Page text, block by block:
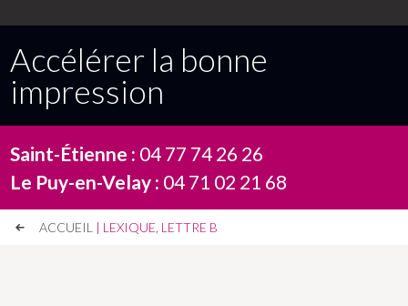
Accélérer la bonne
impression
Saint-Étienne : 04 77 74 26 26
Le Puy-en-Velay : 04 71 02 21 68
ACCUEIL | LEXIQUE, LETTRE B